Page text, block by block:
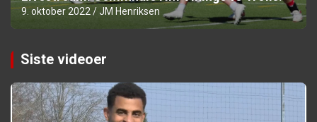
9. oktober 2022 JM Henriksen
Siste videoer